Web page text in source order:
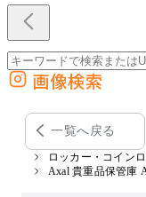
外部サイトの商品をカートに
他のサイトで見つけた商品ページ
画像検索
一覧へ戻る
ロッカー・コイン
Axal 貴重品保管庫